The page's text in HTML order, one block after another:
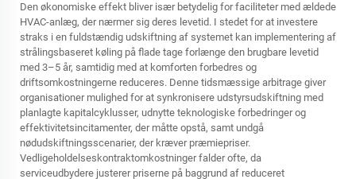
Den økonomiske effekt bliver især betydelig for faciliteter med ældede
HVAC-anlæg, der nærmer sig deres levetid. I stedet for at investere
straks i en fuldstændig udskiftning af systemet kan implementering af
strålingsbaseret køling på flade tage forlænge den brugbare levetid
med 3–5 år, samtidig med at komforten forbedres og
driftsomkostningerne reduceres. Denne tidsmæssige arbitrage giver
organisationer mulighed for at synkronisere udstyrsudskiftning med
planlagte kapitalcyklusser, udnytte teknologiske forbedringer og
effektivitetsincitamenter, der måtte opstå, samt undgå
nødudskiftningsscenarier, der kræver præmiepriser.
Vedligeholdelseskontraktomkostninger falder ofte, da
serviceudbydere justerer priserne på baggrund af reduceret